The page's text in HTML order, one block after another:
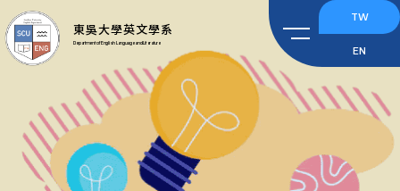
東吳大學英文學系
Department of English Language and Literature
TW
EN